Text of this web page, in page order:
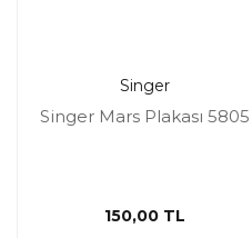
Singer
Singer Mars Plakası 5805
150,00 TL